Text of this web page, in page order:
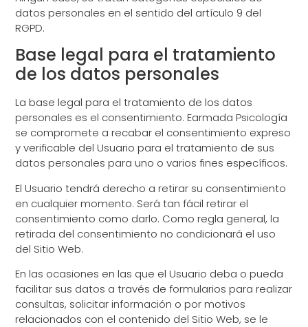
datos personales en el sentido del artículo 9 del
RGPD.
Base legal para el tratamiento
de los datos personales
La base legal para el tratamiento de los datos
personales es el consentimiento. Earmada Psicología
se compromete a recabar el consentimiento expreso
y verificable del Usuario para el tratamiento de sus
datos personales para uno o varios fines específicos.
El Usuario tendrá derecho a retirar su consentimiento
en cualquier momento. Será tan fácil retirar el
consentimiento como darlo. Como regla general, la
retirada del consentimiento no condicionará el uso
del Sitio Web.
En las ocasiones en las que el Usuario deba o pueda
facilitar sus datos a través de formularios para realizar
consultas, solicitar información o por motivos
relacionados con el contenido del Sitio Web, se le